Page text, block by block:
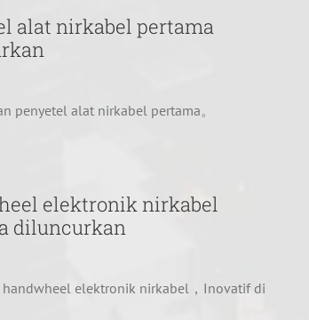
alat nirkabel pertama
penyetel alat nirkabel pertama。
elektronik nirkabel
diluncurkan
handwheel elektronik nirkabel，Inovatif di